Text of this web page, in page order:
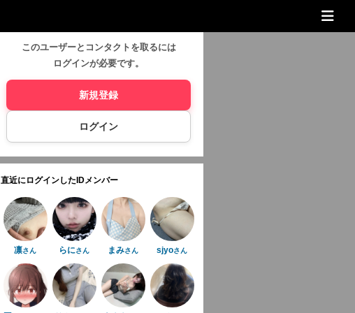
このユーザーとコンタクトを取るには
ログインが必要です。
新規登録
ログイン
直近にログインしたIDメンバー
凛さん らにさん まみさん sjyoさん